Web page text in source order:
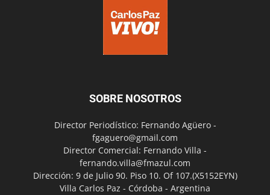
SOBRE NOSOTROS
Director Periodístico: Fernando Agüero -
fgaguero@gmail.com
Director Comercial: Fernando Villa -
fernando.villa@fmazul.com
Dirección: 9 de Julio 90. Piso 10. Of 107.(X5152EYN)
Villa Carlos Paz - Córdoba - Argentina